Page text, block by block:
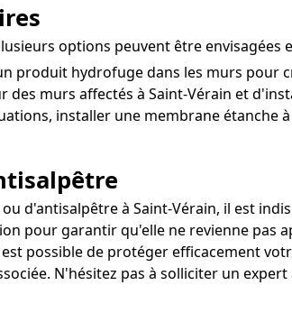
options peuvent être
produit hydrofuge dans les murs pour
murs affectés à Saint-Vérain et
installer une membrane étanche
d'antisalpêtre à Saint-Vérain, il est
pour garantir qu'elle ne revienne pas
possible de protéger efficacement
N'hésitez pas à solliciter un